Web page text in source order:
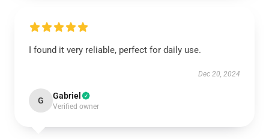
I found it very reliable, perfect for daily use.
Dec 20, 2024
G Gabriel
Verified owner